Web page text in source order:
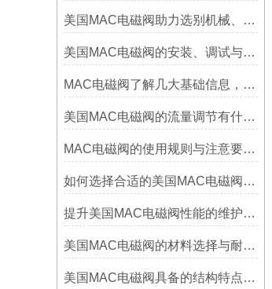
美国MAC电磁阀助力选别机械、包装机械高效运行
美国MAC电磁阀的安装、调试与维护指南说明
MAC电磁阀了解几大基础信息，遇到电磁阀故障不用犯愁
美国MAC电磁阀的流量调节有什么方法？
MAC电磁阀的使用规则与注意要点资料各有那些
如何选择合适的美国MAC电磁阀以优化系统性能？
提升美国MAC电磁阀性能的维护与保养技巧说明
美国MAC电磁阀的材料选择与耐腐蚀性能分析
美国MAC电磁阀具备的结构特点和几种分类介绍